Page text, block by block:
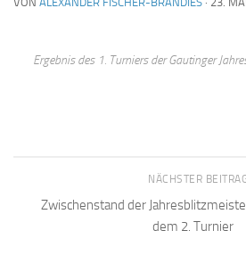
Ergebnis des 1. Turniers der Gautinger
NÄCHSTER
Zwischenstand der
dem 2. Turnier